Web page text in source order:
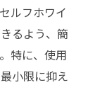
ルフホワイ
るよう、簡
特に、使用
小限に抑え